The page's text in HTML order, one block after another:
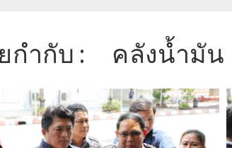
กำกับ : คลังน้ำมัน